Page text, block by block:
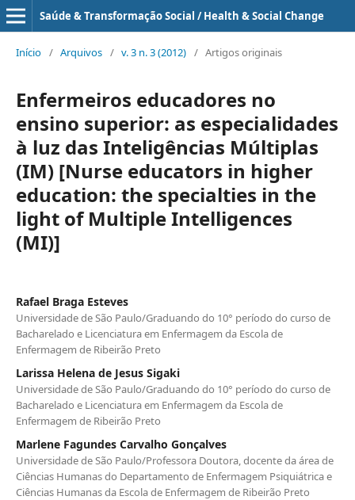
Saúde & Transformação Social / Health & Social Change
Início / Arquivos / v. 3 n. 3 (2012) / Artigos originais
Enfermeiros educadores no
ensino superior: as especialidades
à luz das Inteligências Múltiplas
(IM) [Nurse educators in higher
education: the specialties in the
light of Multiple Intelligences
(MI)]
Rafael Braga Esteves
Universidade de São Paulo/Graduando do 10° período do curso de
Bacharelado e Licenciatura em Enfermagem da Escola de
Enfermagem de Ribeirão Preto
Larissa Helena de Jesus Sigaki
Universidade de São Paulo/Graduando do 10° período do curso de
Bacharelado e Licenciatura em Enfermagem da Escola de
Enfermagem de Ribeirão Preto
Marlene Fagundes Carvalho Gonçalves
Universidade de São Paulo/Professora Doutora, docente da área de
Ciências Humanas do Departamento de Enfermagem Psiquiátrica e
Ciências Humanas da Escola de Enfermagem de Ribeirão Preto